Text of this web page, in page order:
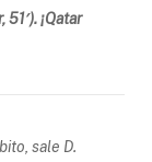
¡Qatar
sale D.